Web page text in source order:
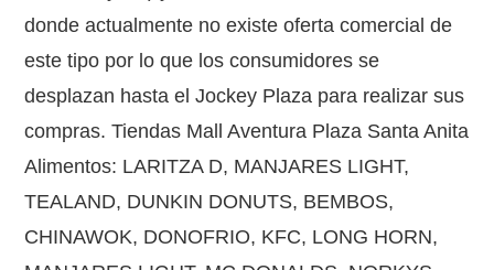
donde actualmente no existe oferta comercial de
este tipo por lo que los consumidores se
desplazan hasta el Jockey Plaza para realizar sus
compras. Tiendas Mall Aventura Plaza Santa Anita
Alimentos: LARITZA D, MANJARES LIGHT,
TEALAND, DUNKIN DONUTS, BEMBOS,
CHINAWOK, DONOFRIO, KFC, LONG HORN,